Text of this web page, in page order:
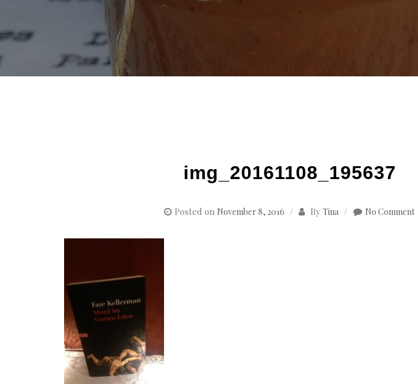
img_20161108_195637
Posted on November 8, 2016 ByTina No Comment